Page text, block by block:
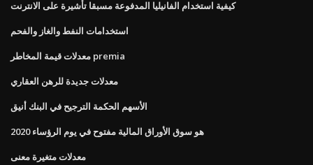
كيفية استخدام الفانيليا المدفوعة مسبقا تأشيرة على الانترنت
استخدامات النفط والغاز والفحم
معدلات قيمة المخاطر premia
معدلات جديدة للرهن العقاري
الأسهم الحكمة الترجيح في البنك أنيق
هو سوق الأوراق المالية مفتوح في يوم الرؤساء 2020
معدلات متغيرة معنى